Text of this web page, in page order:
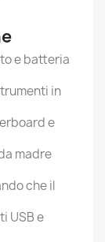
e batteria
in
e
madre
che il
USB e